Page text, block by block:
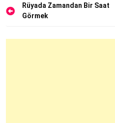
Yazı
gezinmesi
Rüyada Zamandan Bir Saat
Görmek